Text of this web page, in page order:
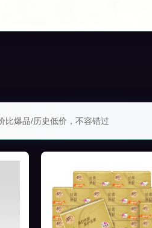
比爆品/历史低价，不容错过